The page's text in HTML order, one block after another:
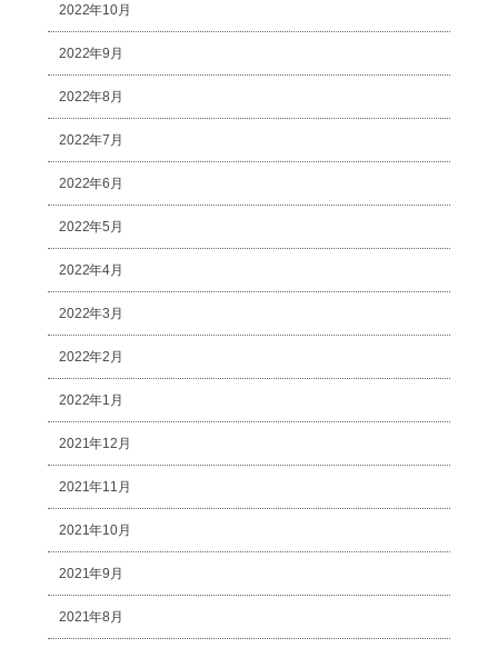
2022年10月
2022年9月
2022年8月
2022年7月
2022年6月
2022年5月
2022年4月
2022年3月
2022年2月
2022年1月
2021年12月
2021年11月
2021年10月
2021年9月
2021年8月